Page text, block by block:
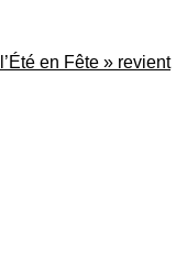
en Fête » revient